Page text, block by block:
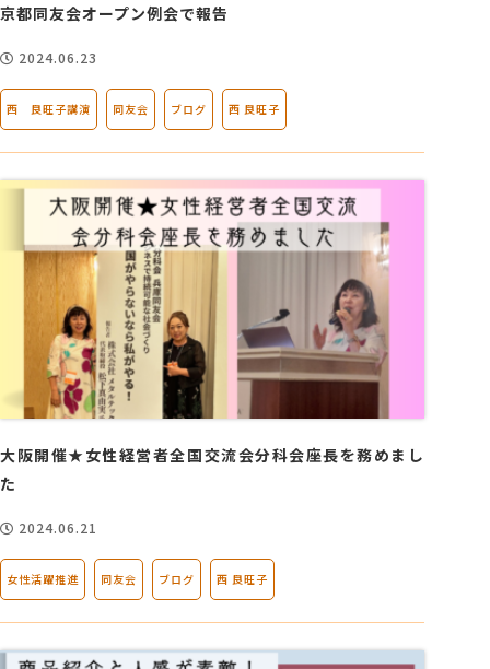
アクセス
採用情報
お問い合わせ
京都同友会オープン例会で報告
2024.06.23
西 良旺子講演 同友会 ブログ 西 良旺子
大阪開催★女性経営者全国交流会分科会座長を務めまし
た
2024.06.21
女性活躍推進 同友会 ブログ 西 良旺子